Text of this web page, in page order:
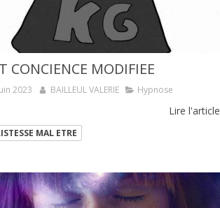
CONCIENCE MODIFIEE
2023 BAILLEUL VALERIE Hypnose
Lire l'article
MAL ETRE